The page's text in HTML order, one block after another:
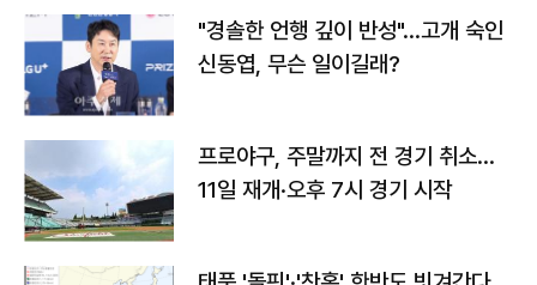
"경솔한 언행 깊이 반성"…고개 숙인
신동엽, 무슨 일이길래?
프로야구, 주말까지 전 경기 취소…
11일 재개·오후 7시 경기 시작